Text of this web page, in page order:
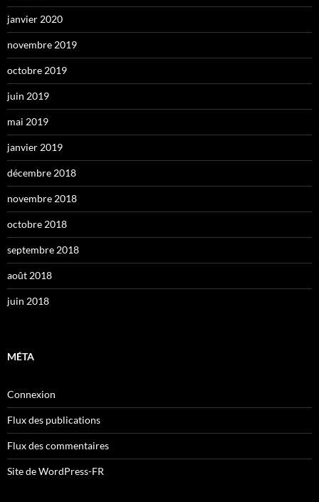
janvier 2020
novembre 2019
octobre 2019
juin 2019
mai 2019
janvier 2019
décembre 2018
novembre 2018
octobre 2018
septembre 2018
août 2018
juin 2018
MÉTA
Connexion
Flux des publications
Flux des commentaires
Site de WordPress-FR